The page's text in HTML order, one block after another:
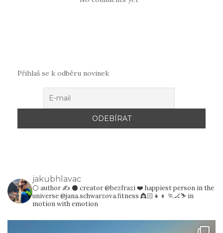
Přihlaš se k odběru novinek
jakubhlavac
⚪️ author ✍️ ⚫️ creator @bezfrazi❤️ happiest person in the
universe @jana.schwarzova.fitness 👸🏻👧👦 🏃🏒⛷️ in
motion with emotion